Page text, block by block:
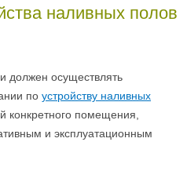
наливных полов
должен осуществлять
по устройству наливных
конкретного помещения,
и эксплуатационным